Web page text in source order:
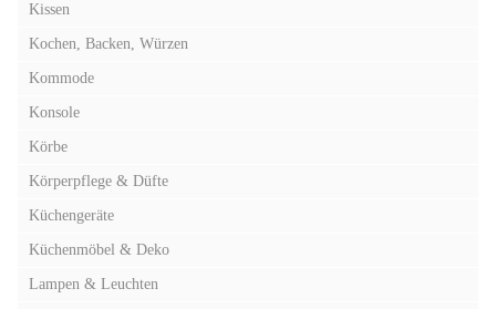
Kissen
Kochen, Backen, Würzen
Kommode
Konsole
Körbe
Körperpflege & Düfte
Küchengeräte
Küchenmöbel & Deko
Lampen & Leuchten